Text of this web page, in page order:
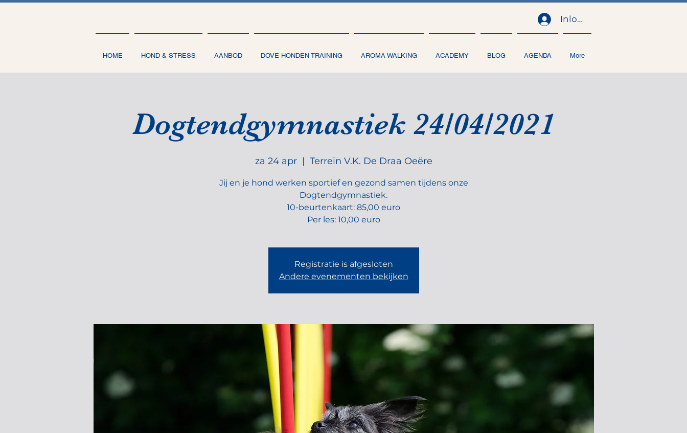
Inloggen
HOME HOND & STRESS AANBOD DOVE HONDEN TRAINING AROMA WALKING ACADEMY BLOG AGENDA More
Dogtendgymnastiek 24/04/2021
za 24 apr
  |
Terrein V.K. De Draa Oeëre
Jij en je hond werken sportief en gezond samen tijdens onze
Dogtendgymnastiek.
10-beurtenkaart: 85,00 euro
Per les: 10,00 euro
Registratie is afgesloten
Andere evenementen bekijken